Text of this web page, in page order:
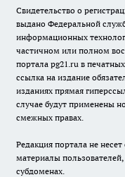
Свидетельство о
выдано Федеральной
информационных
частичном или полном
портала pg21.ru в
ссылка на издание
изданиях прямая
случае будут применены
смежных правах.
Редакция портала не
материалы
субдоменах.